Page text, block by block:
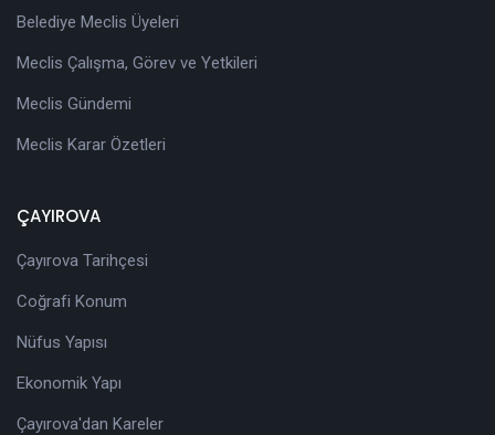
Belediye Meclis Üyeleri
Meclis Çalışma, Görev ve Yetkileri
Meclis Gündemi
Meclis Karar Özetleri
ÇAYIROVA
Çayırova Tarihçesi
Coğrafi Konum
Nüfus Yapısı
Ekonomik Yapı
Çayırova'dan Kareler